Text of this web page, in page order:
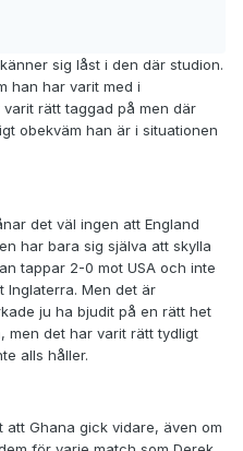
sig låst i den där studion.
han har varit med i
rätt taggad på men där
obekväm han är i situationen
det väl ingen att England
har bara sig själva att skylla
tappar 2-0 mot USA och inte
Inglaterra. Men det är
ju ha bjudit på en rätt het
men det har varit rätt tydligt
alls håller.
Ghana gick vidare, även om